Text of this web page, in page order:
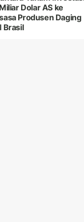
Dolar AS ke
Produsen Daging
Brasil